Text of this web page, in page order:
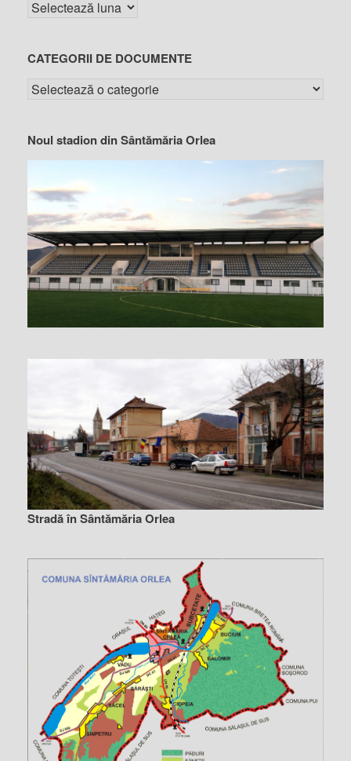
CATEGORII DE DOCUMENTE
Noul stadion din Sântămăria Orlea
Stradă în Sântămăria Orlea